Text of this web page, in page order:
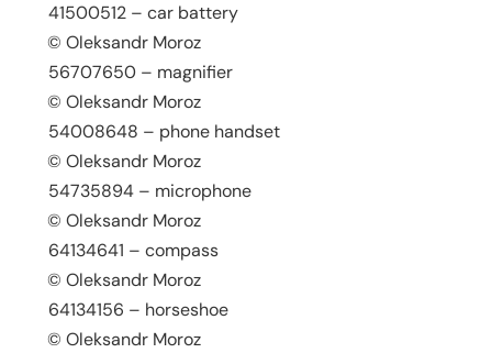
41500512 – car battery
© Oleksandr Moroz
56707650 – magnifier
© Oleksandr Moroz
54008648 – phone handset
© Oleksandr Moroz
54735894 – microphone
© Oleksandr Moroz
64134641 – compass
© Oleksandr Moroz
64134156 – horseshoe
© Oleksandr Moroz